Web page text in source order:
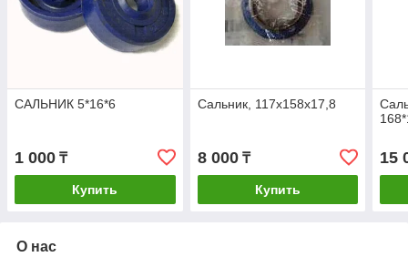
САЛЬНИК 5*16*6
1 000 ₸
Купить
Сальник, 117х158х17,8
8 000₸
Купить
15
О нас